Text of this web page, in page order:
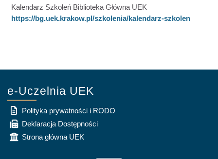
Kalendarz Szkoleń Biblioteka Główna UEK
https://bg.uek.krakow.pl/szkolenia/kalendarz-szkolen
e-Uczelnia UEK
Polityka prywatności i RODO
Deklaracja Dostępności
Strona główna UEK